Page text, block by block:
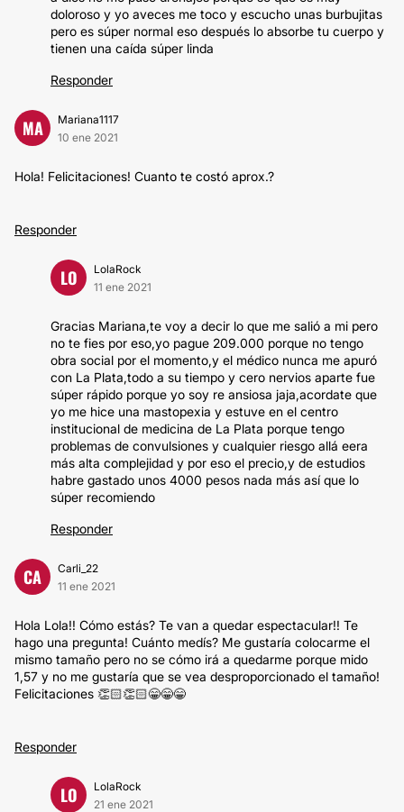
doloroso y yo aveces me toco y escucho unas burbujitas
pero es súper normal eso después lo absorbe tu cuerpo y
tienen una caída súper linda
Responder
MA
Mariana1117
10 ene 2021
Hola! Felicitaciones! Cuanto te costó aprox.?
Responder
LO
LolaRock
11 ene 2021
Gracias Mariana,te voy a decir lo que me salió a mi pero
no te fies por eso,yo pague 209.000 porque no tengo
obra social por el momento,y el médico nunca me apuró
con La Plata,todo a su tiempo y cero nervios aparte fue
súper rápido porque yo soy re ansiosa jaja,acordate que
yo me hice una mastopexia y estuve en el centro
institucional de medicina de La Plata porque tengo
problemas de convulsiones y cualquier riesgo allá eera
más alta complejidad y por eso el precio,y de estudios
habre gastado unos 4000 pesos nada más así que lo
súper recomiendo
Responder
CA
Carli_22
11 ene 2021
Hola Lola!! Cómo estás? Te van a quedar espectacular!! Te
hago una pregunta! Cuánto medís? Me gustaría colocarme el
mismo tamaño pero no se cómo irá a quedarme porque mido
1,57 y no me gustaría que se vea desproporcionado el tamaño!
Felicitaciones 👏🏻👏🏻😁😁😁
Responder
LO
LolaRock
21 ene 2021